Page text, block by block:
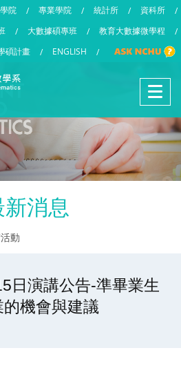
院 / 專業學院 / 統計所 / 資科所
/
/ 大數據碩專班 / 教育大數據微學程
/
碩計畫
/ ENGLISH /
消息
動
日演講公告-準畢業生
機會與建議